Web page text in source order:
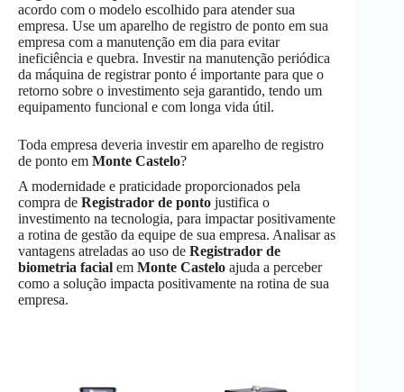
acordo com o modelo escolhido para atender sua
empresa. Use um aparelho de registro de ponto em sua
empresa com a manutenção em dia para evitar
ineficiência e quebra. Investir na manutenção periódica
da máquina de registrar ponto é importante para que o
retorno sobre o investimento seja garantido, tendo um
equipamento funcional e com longa vida útil.
Toda empresa deveria investir em aparelho de registro
de ponto em Monte Castelo?
A modernidade e praticidade proporcionados pela
compra de Registrador de ponto justifica o
investimento na tecnologia, para impactar positivamente
a rotina de gestão da equipe de sua empresa. Analisar as
vantagens atreladas ao uso de Registrador de
biometria facial em Monte Castelo ajuda a perceber
como a solução impacta positivamente na rotina de sua
empresa.